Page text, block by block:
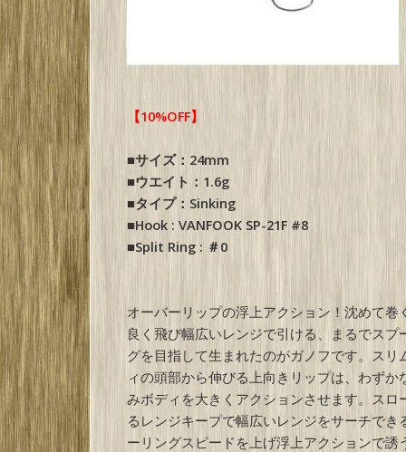
【10%OFF】
■サイズ：24mm
■ウエイト：1.6g
■タイプ：Sinking
■Hook : VANFOOK SP-21F #8
■Split Ring : ＃0
オーバーリップの浮上アクション！沈めて巻
良く飛び幅広いレンジで引ける、まるでスプ
グを目指して生まれたのがガノフです。スリ
ィの頭部から伸びる上向きリップは、わずか
みボディを大きくアクションさせます。スロ
るレンジキープで幅広いレンジをサーチでき
ーリングスピードを上げ浮上アクションで誘